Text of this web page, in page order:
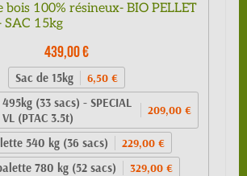
bois 100% résineux- BIO PELLET
SAC 15kg
439,00 €
Sac de 15kg 6,50 €
(33 sacs) - SPECIAL
VL (PTAC 3.5t)
209,00 €
540 kg (36 sacs) 229,00 €
780 kg (52 sacs) 329,00 €